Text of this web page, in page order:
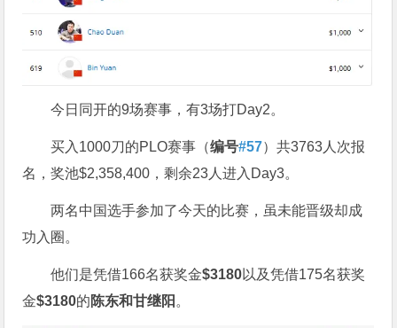
今日同开的9场赛事，有3场打Day2。
买入1000刀的PLO赛事（编号#57）共3763人次报
名，奖池$2,358,400，剩余23人进入Day3。
两名中国选手参加了今天的比赛，虽未能晋级却成
功入圈。
他们是凭借166名获奖金$3180以及凭借175名获奖
金$3180的陈东和甘继阳 。